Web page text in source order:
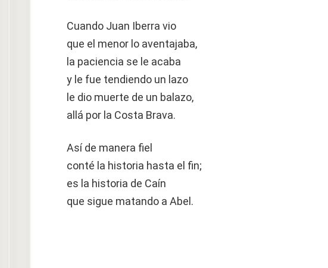
Cuando Juan Iberra vio
que el menor lo aventajaba,
la paciencia se le acaba
y le fue tendiendo un lazo
le dio muerte de un balazo,
allá por la Costa Brava.
Así de manera fiel
conté la historia hasta el fin;
es la historia de Caín
que sigue matando a Abel.